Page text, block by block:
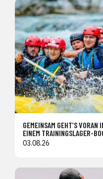
GEMEINSAM GEHT’S
EINEM TRAININGSLAGER-
03.08.26